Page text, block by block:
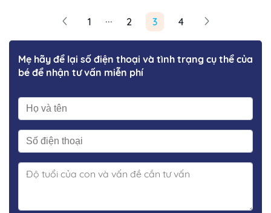
1 ... 2 3 4
Mẹ hãy để lại số điện thoại và tình trạng cụ thể của
bé để nhận tư vấn miễn phí